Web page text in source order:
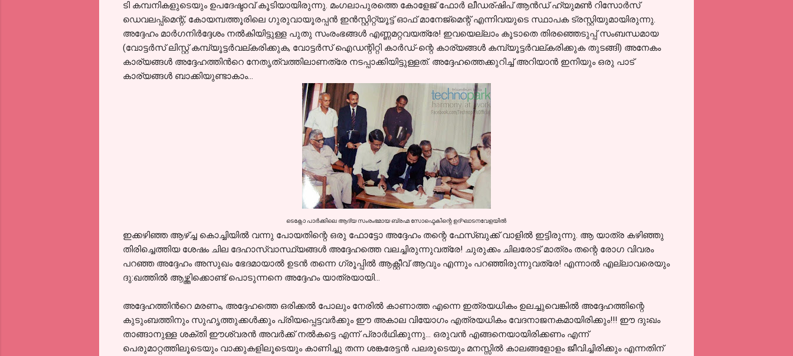
ടി കമ്പനികളുടെയും ഉപദേഷ്ടാവ് കൂടിയായിരുന്നു. മംഗലാപുരത്തെ കോളേജ് ഫോര്‍ ലീഡര്ഷിപ് ആന്‍ഡ്‌ ഹ്യുമണ്‍ റിസോര്‍സ്
ഡെവലപ്പ്മെന്റ്, കോയമ്പത്തൂരിലെ ഗുരുവായൂരപ്പന്‍ ഇന്‍സ്റ്റിറ്റ്യൂട്ട് ഓഫ് മാനേജ്‌മെന്റ്‌ എന്നിവയുടെ സ്ഥാപക ട്രസ്റ്റിയുമായിരുന്നു.
അദ്ദേഹം മാര്‍ഗനിര്‍ദ്ദേശം നല്‍കിയിട്ടുള്ള പുതു സംരംഭങ്ങള്‍ എണ്ണമറ്റവയത്രേ! ഇവയെല്ലാം കൂടാതെ തിരഞ്ഞെടുപ്പ് സംബന്ധമായ
(വോട്ടര്‍സ് ലിസ്റ്റ് കമ്പ്യൂട്ടര്‍വല്കരിക്കുക, വോട്ടര്‍സ് ഐഡന്റിറ്റി കാര്‍ഡ്‌-ന്റെ കാര്യങ്ങള്‍ കമ്പ്യൂട്ടര്‍വല്കരിക്കുക തുടങ്ങി) അനേകം
കാര്യങ്ങള്‍ അദ്ദേഹത്തിന്‍റെ നേതൃത്വത്തിലാണത്രേ നടപ്പാക്കിയിട്ടുള്ളത്. അദ്ദേഹത്തെക്കുറിച്ച് അറിയാന്‍ ഇനിയും ഒരു പാട്
കാര്യങ്ങള്‍ ബാക്കിയുണ്ടാകാം...
ടെക്നോ പാര്‍ക്കിലെ ആദ്യ സംരംഭമായബ്രഹ്മ സോഫ്ടെകിന്റെ ഉദ്ഘാടനവേളയില്‍
ഇക്കഴിഞ്ഞ ആഴ്ച്ച കൊച്ചിയില്‍ വന്നു പോയതിന്റെ ഒരു ഫോട്ടോ അദ്ദേഹം തന്റെ ഫേസ്ബുക്ക് വാളില്‍ ഇട്ടിരുന്നു. ആ യാത്ര കഴിഞ്ഞു
തിരിച്ചെത്തിയ ശേഷം ചില ദേഹാസ്വാസ്ഥ്യങ്ങള്‍ അദ്ദേഹത്തെ വലച്ചിരുന്നുവത്രേ! ചുരുക്കം ചിലരോട് മാത്രം തന്റെ രോഗ വിവരം
പറഞ്ഞ അദ്ദേഹം അസുഖം ഭേദമായാല്‍ ഉടന്‍ തന്നെ ഗ്രൂപ്പില്‍ ആക്റ്റീവ് ആവും എന്നും പറഞ്ഞിരുന്നുവത്രേ! എന്നാല്‍ എല്ലാവരെയും
ദു:ഖത്തില്‍ ആഴ്ത്തിക്കൊണ്ട് പൊടുന്നനെ അദ്ദേഹം യാത്രയായി...
അദ്ദേഹത്തിന്‍റെ മരണം, അദ്ദേഹത്തെ ഒരിക്കല്‍ പോലും നേരില്‍ കാണാത്ത എന്നെ ഇത്രയധികം ഉലച്ചുവെങ്കില്‍ അദ്ദേഹത്തിന്റെ
കുടുംബത്തിനും സുഹൃത്തുക്കള്‍ക്കും പ്രിയപ്പെട്ടവര്‍ക്കും ഈ അകാല വിയോഗം എത്രയധികം വേദനാജനകമായിരിക്കും!!! ഈ ദുഃഖം
താങ്ങാനുള്ള ശക്തി ഈശ്വരന്‍ അവര്‍ക്ക് നല്‍കട്ടെ എന്ന്‍ പ്രാര്‍ഥിക്കുന്നു... ഒരുവന്‍ എങ്ങനെയായിരിക്കണം എന്ന്‍
പെരുമാറ്റത്തിലൂടെയും വാക്കുകളിലൂടെയും കാണിച്ചു തന്ന ശങ്കരേട്ടന്‍ പലരുടെയും മനസ്സില്‍ കാലങ്ങളോളം ജീവിച്ചിരിക്കും എന്നതിന്